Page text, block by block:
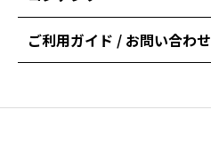
ご利用ガイド / お問い合わせ